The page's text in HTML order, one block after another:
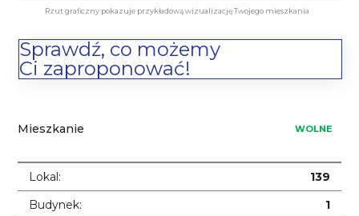
Sprawdź, co możemy
Ci zaproponować!
Mieszkanie WOLNE
Rzut graficzny pokazuje przykładową wizualizację Twojego mieszkania
Lokal:
139
Budynek:
1